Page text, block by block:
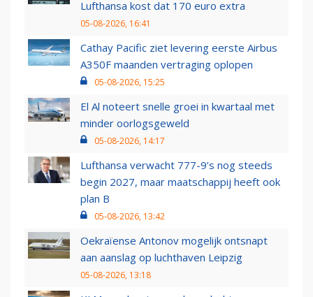
Lufthansa kost dat 170 euro extra
05-08-2026, 16:41
Cathay Pacific ziet levering eerste Airbus
A350F maanden vertraging oplopen
05-08-2026, 15:25
El Al noteert snelle groei in kwartaal met
minder oorlogsgeweld
05-08-2026, 14:17
Lufthansa verwacht 777-9’s nog steeds
begin 2027, maar maatschappij heeft ook
plan B
05-08-2026, 13:42
Oekraïense Antonov mogelijk ontsnapt
aan aanslag op luchthaven Leipzig
05-08-2026, 13:18